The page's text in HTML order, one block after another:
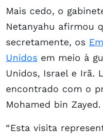
Mais cedo, o
Netanyahu afirmou
secretamente, os
Unidos em meio à
Unidos, Israel e Irã.
encontrado com o
Mohamed bin Zayed.
“Esta visita